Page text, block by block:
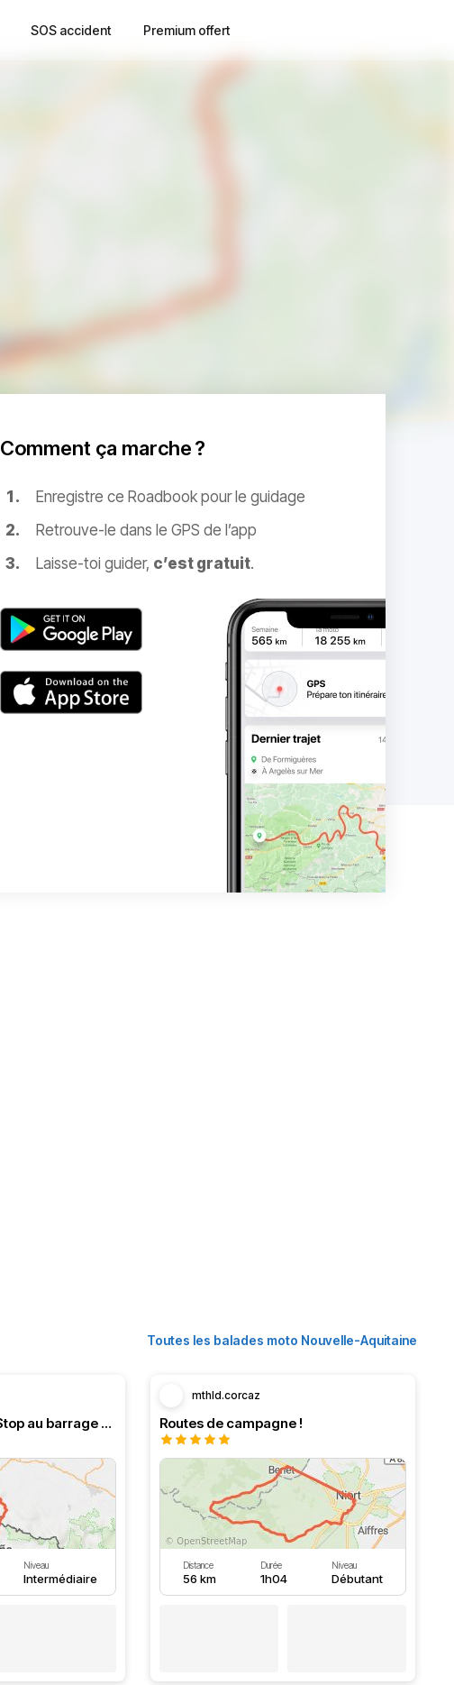
SOS accident Premium offert
Comment ça marche ?
Enregistre ce Roadbook pour le guidage
Retrouve-le dans le GPS de l’app
Laisse-toi guider, c’est gratuit.
Toutes les balades moto Nouvelle-Aquitaine
Boucle en Navarre. Stop au barrage d’Eugi.
Niveau
Intermédiaire
mthld.corcaz
Routes de campagne !
Distance
56 km
Durée
1h04
Niveau
Débutant